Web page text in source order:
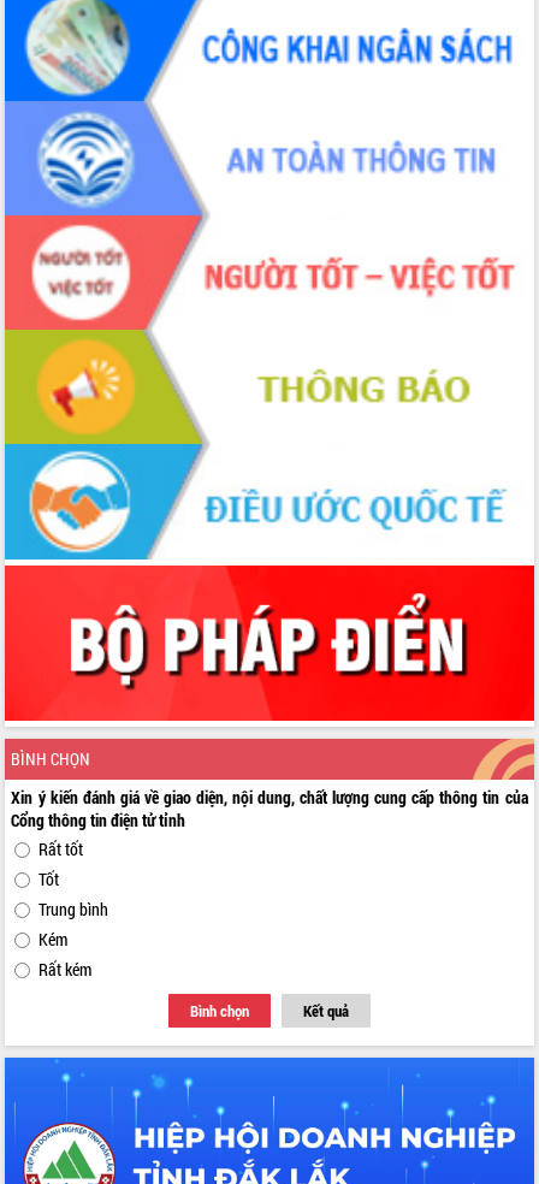
BÌNH CHỌN
Xin ý kiến đánh giá về giao diện, nội dung, chất lượng cung cấp thông tin của
Cổng thông tin điện tử tỉnh
Rất tốt
Tốt
Trung bình
Kém
Rất kém
Bình chọn Kết quả